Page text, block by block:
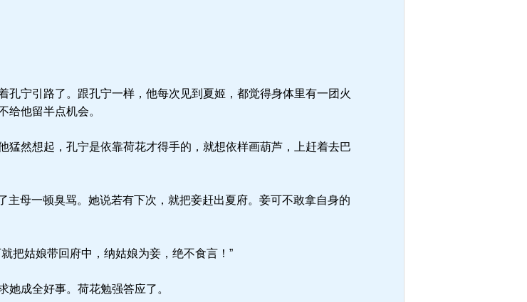
宁引路了。跟孔宁一样，他每次见到夏姬，都觉得身体里有一团火
给他留半点机会。
然想起，孔宁是依靠荷花才得手的，就想依样画葫芦，上赶着去巴
主母一顿臭骂。她说若有下次，就把妾赶出夏府。妾可不敢拿自身的
把姑娘带回府中，纳姑娘为妾，绝不食言！”
成全好事。荷花勉强答应了。